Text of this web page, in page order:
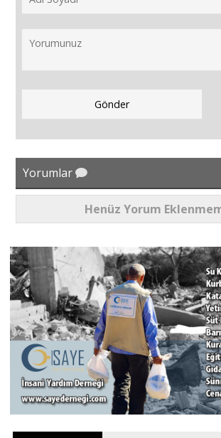
Yorumlar
Henüz Yorum